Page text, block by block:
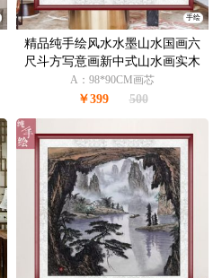
手绘
精品纯手绘风水水墨山水国画六
尺斗方写意画新中式山水画实木
画框
A：98*90CM画芯
￥399 500